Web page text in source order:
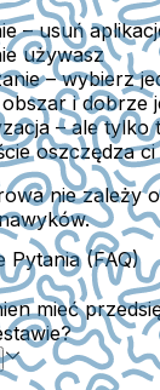
– usuń
używasz
– wybierz
i dobrze
– ale tylko
oszczędza ci
nie zależy
Pytania (FAQ)
mieć